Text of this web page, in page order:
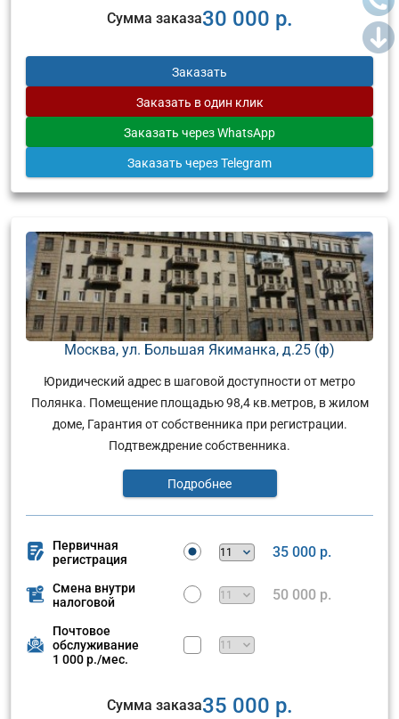
Сумма заказа30 000 р.
Заказать
Заказать в один клик
Заказать через WhatsApp
Заказать через Telegram
Москва, ул. Большая Якиманка, д.25 (ф)
Юридический адрес в шаговой доступности от метро
Полянка. Помещение площадью 98,4 кв.метров, в жилом
доме, Гарантия от собственника при регистрации.
Подтвеждрение собственника.
Подробнее
Первичная
регистрация
35 000 р.
Смена внутри
налоговой
50 000 р.
Почтовое
обслуживание
1 000 р./мес.
Сумма заказа35 000 р.